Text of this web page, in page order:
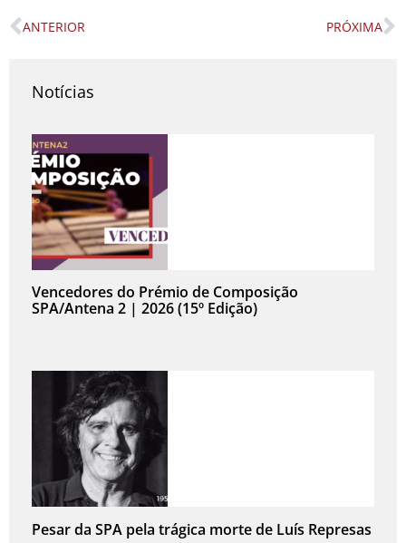
Prev
ANTERIOR PRÓXIMA
Notícias
Vencedores do Prémio de Composição
SPA/Antena 2 | 2026 (15º Edição)
Pesar da SPA pela trágica morte de Luís Represas